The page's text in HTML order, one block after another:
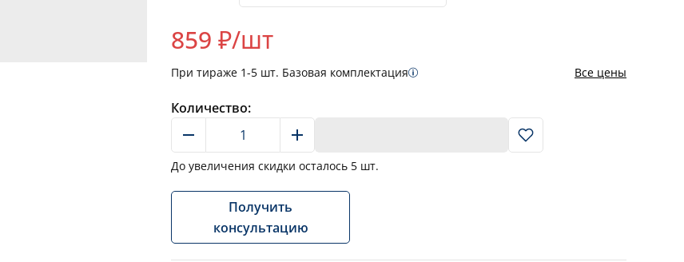
859 ₽/шт
При тираже 1-5 шт. Базовая комплектация Все цены
Количество:
До увеличения скидки осталось 5 шт.
Получить
консультацию